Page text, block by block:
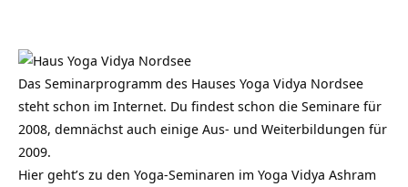
Das Seminarprogramm des Hauses Yoga Vidya Nordsee
steht schon im Internet. Du findest schon die Seminare für
2008, demnächst auch einige Aus- und Weiterbildungen für
2009.
Hier geht’s zu den Yoga-Seminaren im Yoga Vidya Ashram